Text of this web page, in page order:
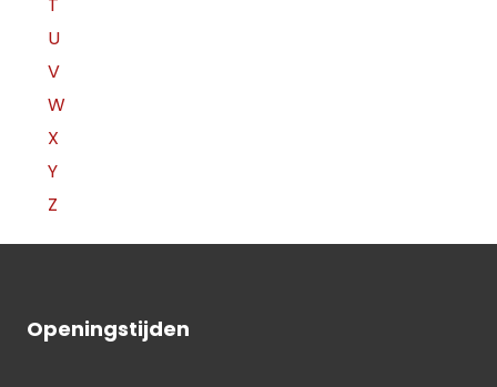
U
V
W
X
Y
Z
Openingstijden